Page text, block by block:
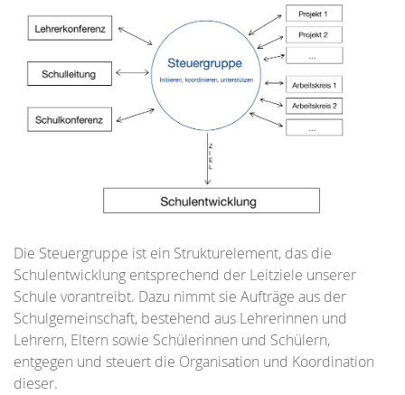
Die Steuergruppe ist ein Strukturelement, das die
Schulentwicklung entsprechend der Leitziele unserer
Schule vorantreibt. Dazu nimmt sie Aufträge aus der
Schulgemeinschaft, bestehend aus Lehrerinnen und
Lehrern, Eltern sowie Schülerinnen und Schülern,
entgegen und steuert die Organisation und Koordination
dieser.